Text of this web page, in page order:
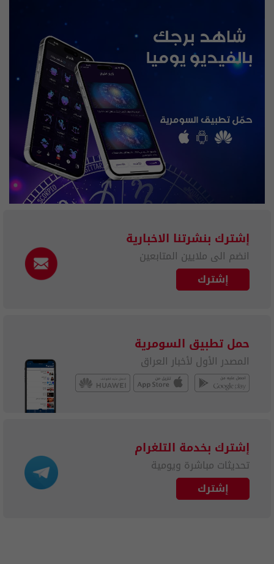
إشترك بنشرتنا الاخبارية
انضم الى ملايين المتابعين
إشترك
حمل تطبيق السومرية
المصدر الأول لأخبار العراق
إشترك بخدمة التلغرام
تحديثات مباشرة ويومية
إشترك